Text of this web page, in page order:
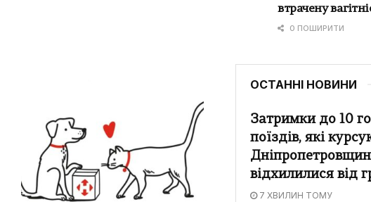
втрачену
0 ПОШИРИТИ
ОСТАННІ НОВИНИ
Затримки до 10
поїздів, які
відхилилися від
7 ХВИЛИН ТОМУ